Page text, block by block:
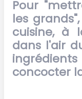
Pour
les
cuisine, à
dans l'air
concocter